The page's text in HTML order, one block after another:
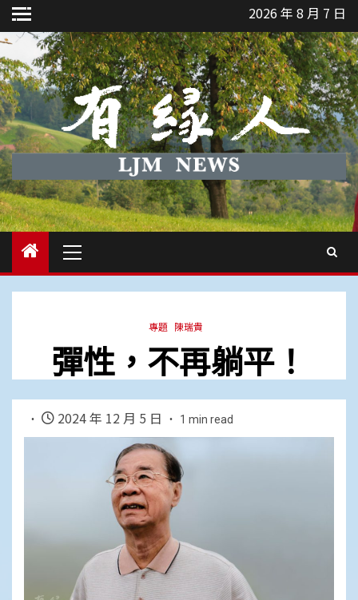
Skip
to
content
2026 年 8 月 7 日
Menu
專題 陳瑞貴
彈性，不再躺平！
2024 年 12 月 5 日 1 min read